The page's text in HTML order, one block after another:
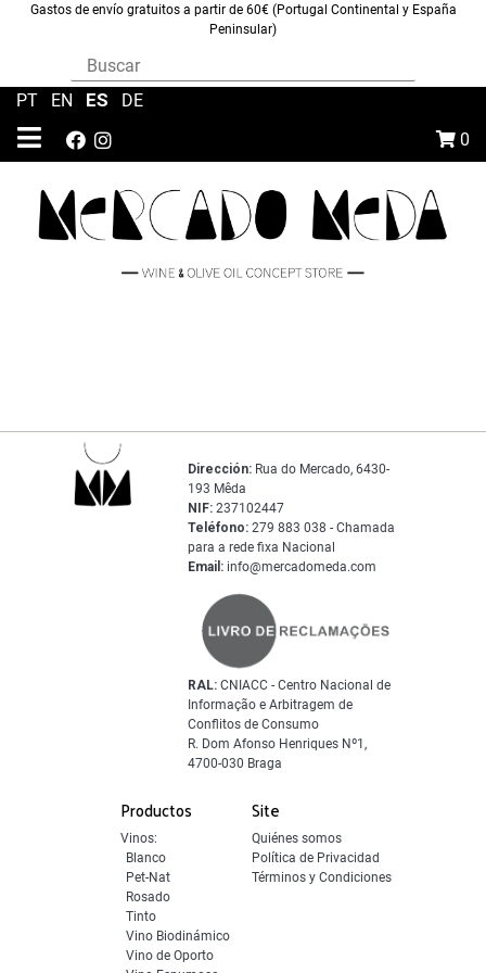
Gastos de envío gratuitos a partir de 60€ (Portugal Continental y España
Peninsular)
0
PT EN ES DE
Productos
Vinos:
Blanco
Pet-Nat
Rosado
Tinto
Vino Biodinámico
Vino de Oporto
Site
Quiénes somos
Política de Privacidad
Términos y Condiciones
Dirección: Rua do Mercado, 6430-
193 Mêda
NIF: 237102447
Teléfono: 279 883 038 - Chamada
para a rede fixa Nacional
Email: info@mercadomeda.com
RAL: CNIACC - Centro Nacional de
Informação e Arbitragem de
Conflitos de Consumo
R. Dom Afonso Henriques Nº1,
4700-030 Braga